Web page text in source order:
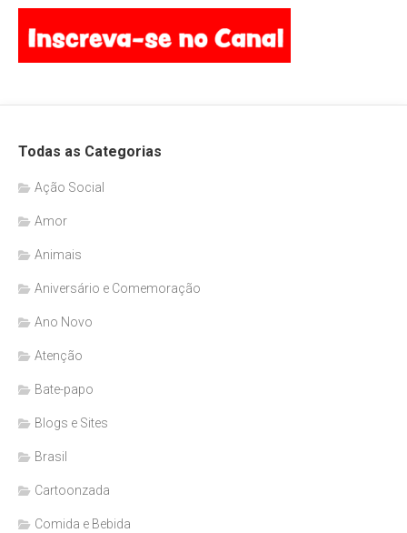
Todas as Categorias
Ação Social
Amor
Animais
Aniversário e Comemoração
Ano Novo
Atenção
Bate-papo
Blogs e Sites
Brasil
Cartoonzada
Comida e Bebida